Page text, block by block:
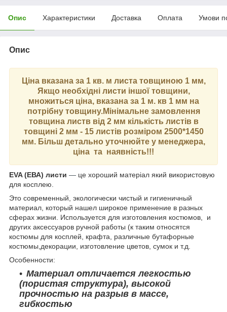
Опис Характеристики Доставка Оплата Умови
Опис
Ціна вказана за 1 кв. м листа товщиною 1 мм,
Якщо необхідні листи іншої товщини,
множиться ціна, вказана за 1 м. кв 1 мм на
потрібну товщину.Мінімальне замовлення
товщина листв від 2 мм кількість листів в
товщині 2 мм - 15 листів розміром 2500*1450
мм. Більш детально уточнюйте у менеджера,
ціна та наявність!!!
EVA (ЕВА) листи — це хороший матеріал який використовую
для косплею.
Это современный, экологически чистый и гигиеничный
материал, который нашел широкое применение в разных
сферах жизни. Используется для изготовления костюмов, и
других аксессуаров ручной работы (к таким относятся
костюмы для косплей, крафта, различные бутафорные
костюмы,декорации, изготовление цветов, сумок и т.д.
Особенности:
Материал отличается легкостью
(пористая структура), высокой
прочностью на разрыв в массе,
гибкостью